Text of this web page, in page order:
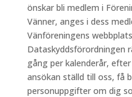
önskar bli medlem i
Vänner, anges i dess
Vänföreningens
Dataskyddsförordningen
gång per kalenderår,
ansökan ställd till oss, få
personuppgifter om dig